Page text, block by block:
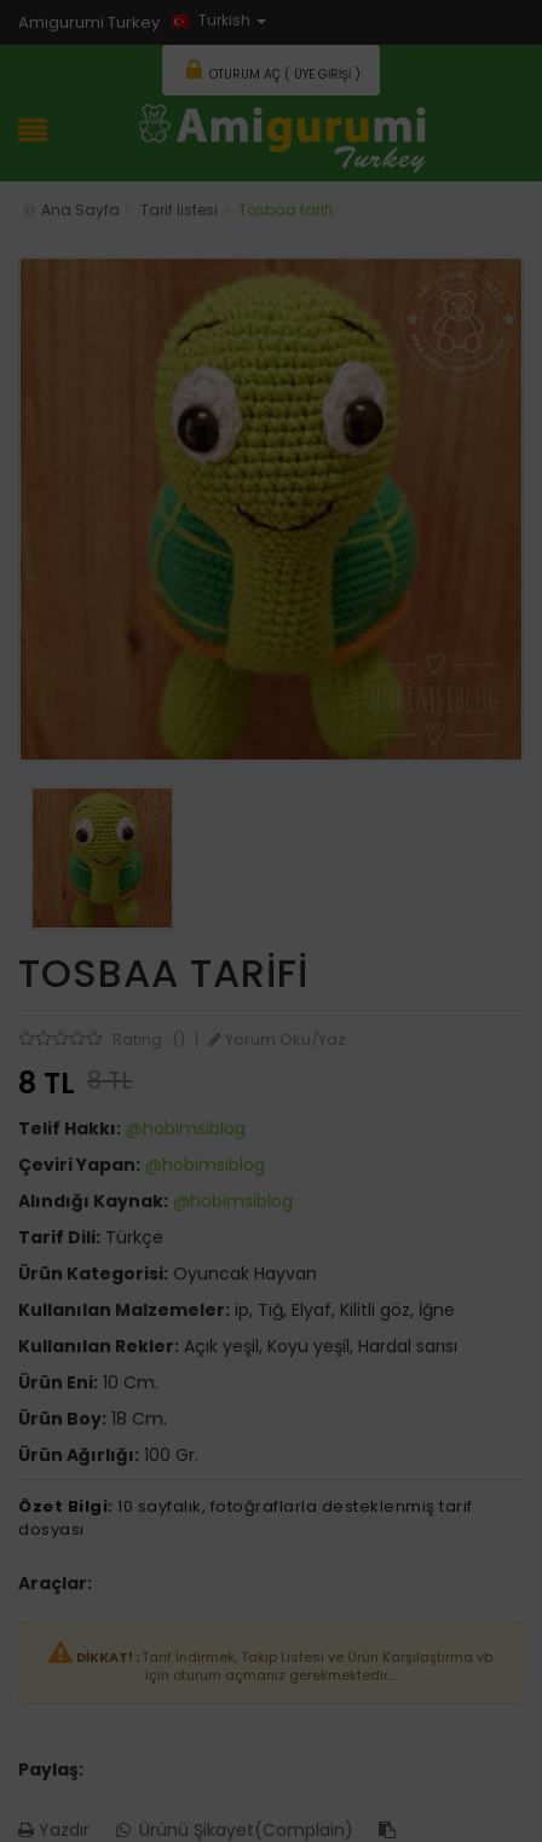
Amigurumi Turkey Turkish
OTURUM AÇ ( ÜYE GIRIŞI )
Ana Sayfa Tarif listesi Tosbaa tarifi
TOSBAA TARIFI
Rating : () Yorum Oku/Yaz
8 TL 8 TL
Telif Hakkı: @hobimsiblog
Çeviri Yapan: @hobimsiblog
Alındığı Kaynak: @hobimsiblog
Tarif Dili: Türkçe
Ürün Kategorisi: Oyuncak Hayvan
Kullanılan Malzemeler: ip, Tığ, Elyaf, Kilitli göz, İğne
Kullanılan Rekler: Açık yeşil, Koyu yeşil, Hardal sarısı
Ürün Eni: 10 Cm.
Ürün Boy: 18 Cm.
Ürün Ağırlığı: 100 Gr.
Özet Bilgi: 10 sayfalık, fotoğraflarla desteklenmiş tarif
dosyası
Araçlar:
DİKKAT! :Tarif İndirmek, Takip Listesi ve Ürün Karşılaştırma vb.
için oturum açmanız gerekmektedir....
Paylaş:
Yazdır Ürünü Şikayet(Complain)